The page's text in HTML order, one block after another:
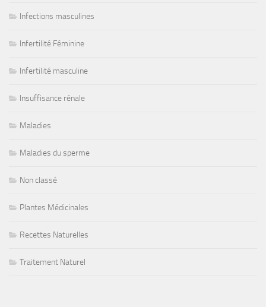
Infections masculines
Infertilité Féminine
Infertilité masculine
Insuffisance rénale
Maladies
Maladies du sperme
Non classé
Plantes Médicinales
Recettes Naturelles
Traitement Naturel